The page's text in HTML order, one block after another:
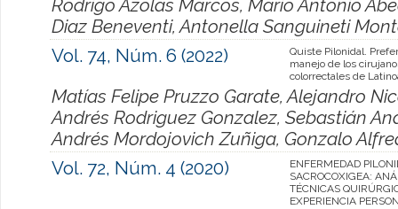
Rodrigo Azolas Marcos, Mario Antonio
Diaz Beneventi, Antonella Sanguineti
Vol. 74, Núm. 6 (2022)
Quiste Pilonidal.
manejo de los
colorrectales de
Matías Felipe Pruzzo Garate, Alejandro
Andrés Rodriguez Gonzalez, Sebastián
Andrés Mordojovich Zuñiga, Gonzalo
Vol. 72, Núm. 4 (2020)
ENFERMEDAD
SACROCOXIGEA:
TÉCNICAS
EXPERIENCIA